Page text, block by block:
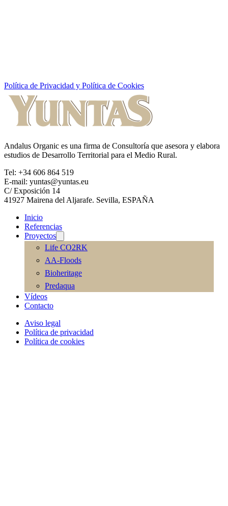
Política de Privacidad y Política de Cookies
Andalus Organic es una firma de Consultoría que asesora y elabora
estudios de Desarrollo Territorial para el Medio Rural.
Tel: +34 606 864 519
E-mail: yuntas@yuntas.eu
C/ Exposición 14
41927 Mairena del Aljarafe. Sevilla, ESPAÑA
Inicio
Referencias
Proyectos
Life CO2RK
AA-Floods
Bioheritage
Predaqua
Vídeos
Contacto
Aviso legal
Política de privacidad
Política de cookies